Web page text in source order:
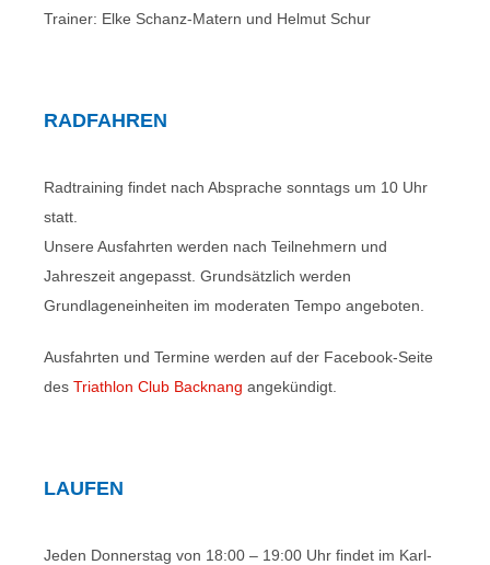
Trainer: Elke Schanz-Matern und Helmut Schur
RADFAHREN
Radtraining findet nach Absprache sonntags um 10 Uhr
statt.
Unsere Ausfahrten werden nach Teilnehmern und
Jahreszeit angepasst. Grundsätzlich werden
Grundlageneinheiten im moderaten Tempo angeboten.
Ausfahrten und Termine werden auf der Facebook-Seite
des Triathlon Club Backnang angekündigt.
LAUFEN
Jeden Donnerstag von 18:00 – 19:00 Uhr findet im Karl-